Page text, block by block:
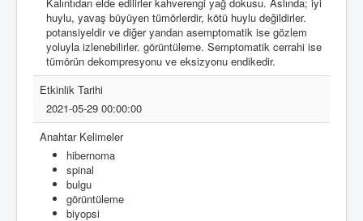
huylu, yavaş büyüyen tümörlerdir, kötü huylu değildirler.
potansiyeldir ve diğer yandan asemptomatik ise gözlem
yoluyla izlenebilirler. görüntüleme. Semptomatik cerrahi ise
tümörün dekompresyonu ve eksizyonu endikedir.
Etkinlik Tarihi
2021-05-29 00:00:00
Anahtar Kelimeler
hibernoma
spinal
bulgu
görüntüleme
biyopsi